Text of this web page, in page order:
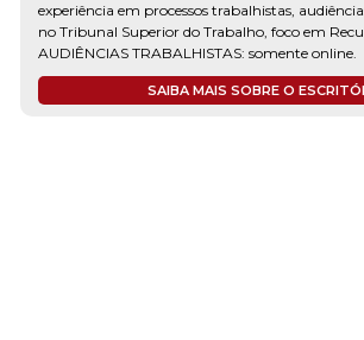
experiência em processos trabalhistas,
no Tribunal Superior do Trabalho, foco em
AUDIÊNCIAS TRABALHISTAS: somente online.
SAIBA MAIS SOBRE O